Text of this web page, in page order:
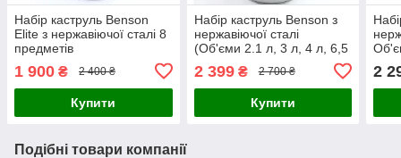
Набір каструль Benson
Elite з нержавіючої сталі 8
предметів
1 900 ₴ 2 400 ₴
Купити
Набір каструль Benson з
нержавіючої сталі
(Об'єми 2.1 л, 3 л, 4 л, 6,5
2 399₴ 2 700 ₴
Купити
2
Подібні товари компанії